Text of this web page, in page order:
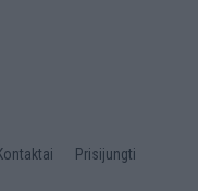
Prisijungti